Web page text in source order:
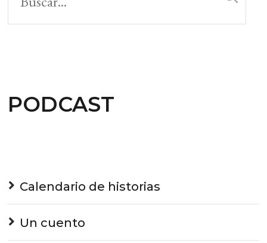
PODCAST
Calendario de historias
Un cuento